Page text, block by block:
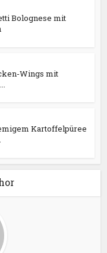
Bolognese mit
Wings mit
Kartoffelpüree